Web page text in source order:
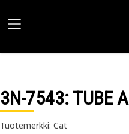
3N-7543: TUBE A
Tuotemerkki: Cat